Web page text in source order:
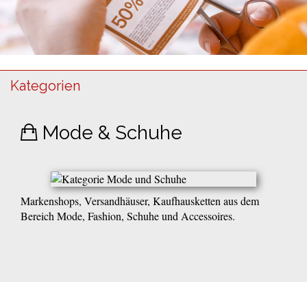
Kategorien
Mode & Schuhe
Markenshops, Versandhäuser, Kaufhausketten aus dem
Bereich Mode, Fashion, Schuhe und Accessoires.